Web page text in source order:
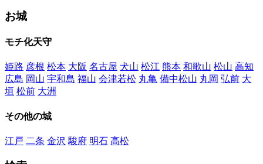
お城
モチ化天守
姫路 彦根 松本 大阪 名古屋 犬山 松江 熊本 和歌山 松山 高知
広島 岡山 宇和島 福山 会津若松 丸亀 備中松山 丸岡 弘前 大
垣 松前 大洲
その他の城
江戸 二条 金沢 駿府 明石 高松